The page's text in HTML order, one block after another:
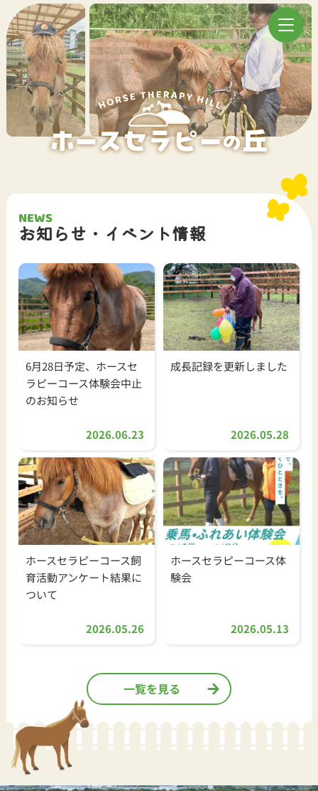
NEWS
お知らせ・イベント情報
6月28日予定、ホースセ
ラピーコース体験会中止
のお知らせ
2026.06.23
成長記録を更新しました
2026.05.28
ホースセラピーコース飼
育活動アンケート結果に
ついて
2026.05.26
ホースセラピーコース体
験会
2026.05.13
一覧を見る